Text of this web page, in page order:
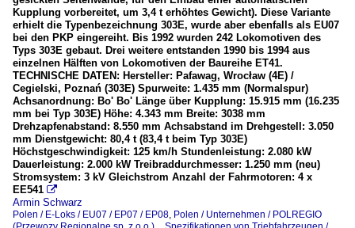
Kupplung vorbereitet, um 3,4 t erhöhtes Gewicht). Diese Variante
erhielt die Typenbezeichnung 303E, wurde aber ebenfalls als EU07
bei den PKP eingereiht. Bis 1992 wurden 242 Lokomotiven des
Typs 303E gebaut. Drei weitere entstanden 1990 bis 1994 aus
einzelnen Hälften von Lokomotiven der Baureihe ET41.
TECHNISCHE DATEN: Hersteller: Pafawag, Wrocław (4E) /
Cegielski, Poznań (303E) Spurweite: 1.435 mm (Normalspur)
Achsanordnung: Bo' Bo' Länge über Kupplung: 15.915 mm (16.235
mm bei Typ 303E) Höhe: 4.343 mm Breite: 3038 mm
Drehzapfenabstand: 8.550 mm Achsabstand im Drehgestell: 3.050
mm Dienstgewicht: 80,4 t (83,4 t beim Typ 303E)
Höchstgeschwindigkeit: 125 km/h Stundenleistung: 2.080 kW
Dauerleistung: 2.000 kW Treibraddurchmesser: 1.250 mm (neu)
Stromsystem: 3 kV Gleichstrom Anzahl der Fahrmotoren: 4 x
EE541 
Armin Schwarz
Polen / E-Loks / EU07 / EP07 / EP08, Polen / Unternehmen / POLREGIO